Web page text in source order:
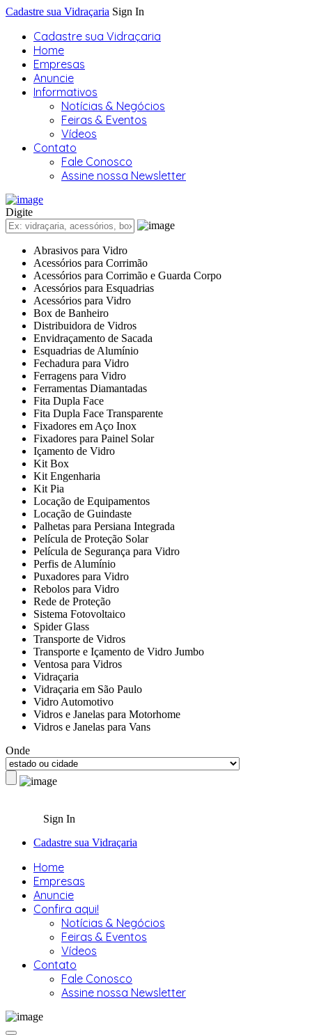
Cadastre sua Vidraçaria Sign In
Cadastre sua Vidraçaria
Home
Empresas
Anuncie
Informativos
Notícias & Negócios
Feiras & Eventos
Vídeos
Contato
Fale Conosco
Assine nossa Newsletter
Digite
Abrasivos para Vidro
Acessórios para Corrimão
Acessórios para Corrimão e Guarda Corpo
Acessórios para Esquadrias
Acessórios para Vidro
Box de Banheiro
Distribuidora de Vidros
Envidraçamento de Sacada
Esquadrias de Alumínio
Fechadura para Vidro
Ferragens para Vidro
Ferramentas Diamantadas
Fita Dupla Face
Fita Dupla Face Transparente
Fixadores em Aço Inox
Fixadores para Painel Solar
Içamento de Vidro
Kit Box
Kit Engenharia
Kit Pia
Locação de Equipamentos
Locação de Guindaste
Palhetas para Persiana Integrada
Película de Proteção Solar
Película de Segurança para Vidro
Perfis de Alumínio
Puxadores para Vidro
Rebolos para Vidro
Rede de Proteção
Sistema Fotovoltaico
Spider Glass
Transporte de Vidros
Transporte e Içamento de Vidro Jumbo
Ventosa para Vidros
Vidraçaria
Vidraçaria em São Paulo
Vidro Automotivo
Vidros e Janelas para Motorhome
Vidros e Janelas para Vans
Onde
Sign In
Cadastre sua Vidraçaria
Home
Empresas
Anuncie
Confira aqui!
Notícias & Negócios
Feiras & Eventos
Vídeos
Contato
Fale Conosco
Assine nossa Newsletter